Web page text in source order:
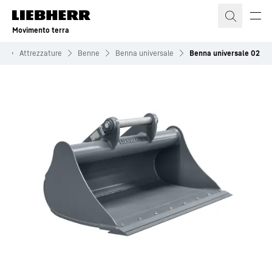
Movimento terra
Attrezzature Benne Benna universale Benna universale 02